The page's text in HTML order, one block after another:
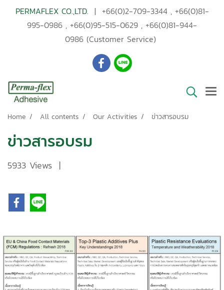
PERMAFLEX CO.,LTD. | +66(0)2-709-3344, +66(0)81-
995-0986 , +66(0)95-515-0629 , +66(0)81-944-
0986 (Customer Service)
Home All contents Our Activities ข่าวสารอบรม
ข่าวสารอบรม
5933 Views |